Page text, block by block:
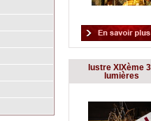
lustre XIXème
lumières